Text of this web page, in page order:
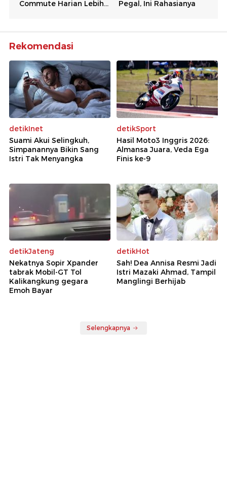
Rekomendasi
detikInet
Suami Akui Selingkuh,
Simpanannya Bikin Sang
Istri Tak Menyangka
detikSport
Hasil Moto3 Inggris 2026:
Almansa Juara, Veda Ega
Finis ke-9
detikJateng
Nekatnya Sopir Xpander
tabrak Mobil-GT Tol
Kalikangkung gegara
Emoh Bayar
detikHot
Sah! Dea Annisa Resmi Jadi
Istri Mazaki Ahmad, Tampil
Manglingi Berhijab
Selengkapnya